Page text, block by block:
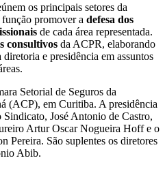
os principais setores da
promover a defesa dos
de cada área representada.
consultivos da ACPR, elaborando
diretoria e presidência em assuntos
Setorial de Seguros da
(ACP), em Curitiba. A presidência
Sindicato, José Antonio de Castro,
Artur Oscar Nogueira Hoff e o
Pereira. São suplentes os diretores
Abib.